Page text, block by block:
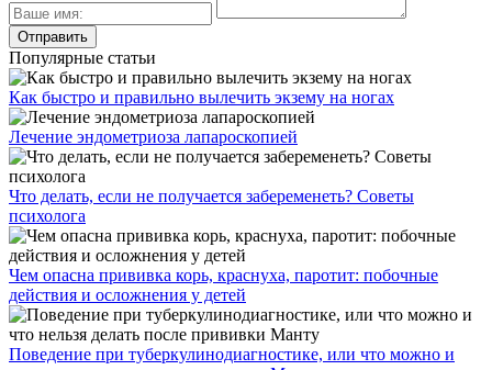
Популярные статьи
Как быстро и правильно вылечить экзему на ногах
Лечение эндометриоза лапароскопией
Что делать, если не получается забеременеть? Советы
психолога
Чем опасна прививка корь, краснуха, паротит: побочные
действия и осложнения у детей
Поведение при туберкулинодиагностике, или что можно и